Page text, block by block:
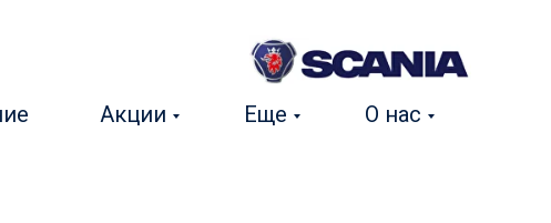
Акции Еще
О нас